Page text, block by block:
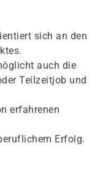
sich an den
auch die
Teilzeitjob und
erfahrenen
Erfolg.